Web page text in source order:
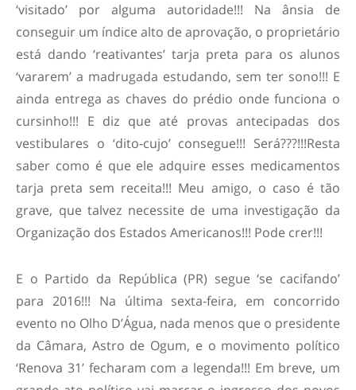
‘visitado’ por alguma autoridade!!! Na ânsia de
conseguir um índice alto de aprovação, o proprietário
está dando ‘reativantes’ tarja preta para os alunos
‘vararem’ a madrugada estudando, sem ter sono!!! E
ainda entrega as chaves do prédio onde funciona o
cursinho!!! E diz que até provas antecipadas dos
vestibulares o ‘dito-cujo’ consegue!!! Será???!!!Resta
saber como é que ele adquire esses medicamentos
tarja preta sem receita!!! Meu amigo, o caso é tão
grave, que talvez necessite de uma investigação da
Organização dos Estados Americanos!!! Pode crer!!!
E o Partido da República (PR) segue ‘se cacifando’
para 2016!!! Na última sexta-feira, em concorrido
evento no Olho D’Água, nada menos que o presidente
da Câmara, Astro de Ogum, e o movimento político
‘Renova 31’ fecharam com a legenda!!! Em breve, um